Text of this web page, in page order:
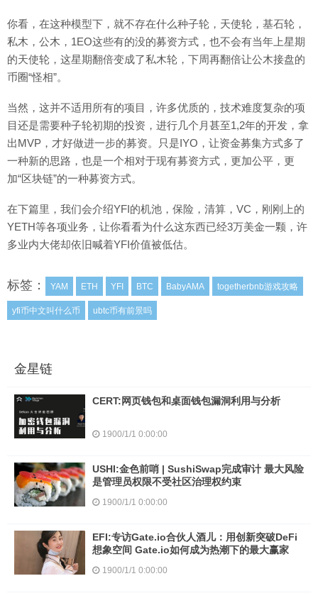
你看，在这种模型下，就不存在什么种子轮，天使轮，基石轮，
私木，公木，1EO这些有的没的募资方式，也不会有当年上星期
的天使轮，这星期翻倍变成了私木轮，下周再翻倍让公木接盘的
币圈“怪相”。
当然，这并不适用所有的项目，许多优质的，技术难度复杂的项
目还是需要种子轮初期的投资，进行几个月甚至1,2年的开发，拿
出MVP，才好做进一步的募资。只是IYO，让资金募集方式多了
一种新的思路，也是一个相对于现有募资方式，更加公平，更
加“区块链”的一种募资方式。
在下篇里，我们会介绍YFI的机池，保险，清算，VC，刚刚上的
YETH等各项业务，让你看看为什么这东西已经3万美金一颗，许
多业内大佬却依旧喊着YFI价值被低估。
标签： YAM ETH YFI BTC BabyAMA togetherbnb游戏攻略
yfi币中文叫什么币 ubtc币有前景吗
金星链
CERT:网页钱包和桌面钱包漏洞利用与分析
1900/1/1 0:00:00
USHI:金色前哨 | SushiSwap完成审计 最大风险
是管理员权限不受社区治理权约束
1900/1/1 0:00:00
EFI:专访Gate.io合伙人酒儿：用创新突破DeFi
想象空间 Gate.io如何成为热潮下的最大赢家
1900/1/1 0:00:00